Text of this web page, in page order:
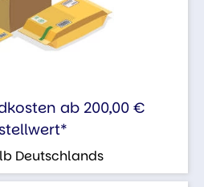
ab 200,00 €
Deutschlands